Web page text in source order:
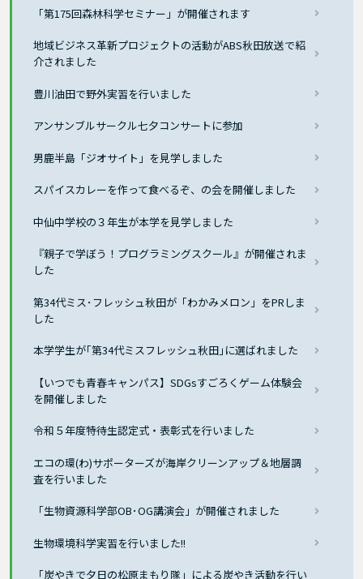
「第175回森林科学セミナー」が開催されます
地域ビジネス革新プロジェクトの活動がABS秋田放送で紹
介されました
豊川油田で野外実習を行いました
アンサンブルサークル七夕コンサートに参加
男鹿半島「ジオサイト」を見学しました
スパイスカレーを作って食べるぞ、の会を開催しました
中仙中学校の３年生が本学を見学しました
『親子で学ぼう！プログラミングスクール』が開催されま
した
第34代ミス･フレッシュ秋田が「わかみメロン」をPRしま
した
本学学生が｢第34代ミスフレッシュ秋田｣に選ばれました
【いつでも青春キャンパス】SDGsすごろくゲーム体験会
を開催しました
令和５年度特待生認定式・表彰式を行いました
エコの環(わ)サポーターズが海岸クリーンアップ＆地層調
査を行いました
「生物資源科学部OB･OG講演会」が開催されました
生物環境科学実習を行いました!!
「炭やきで夕日の松原まもり隊」による炭やき活動を行い